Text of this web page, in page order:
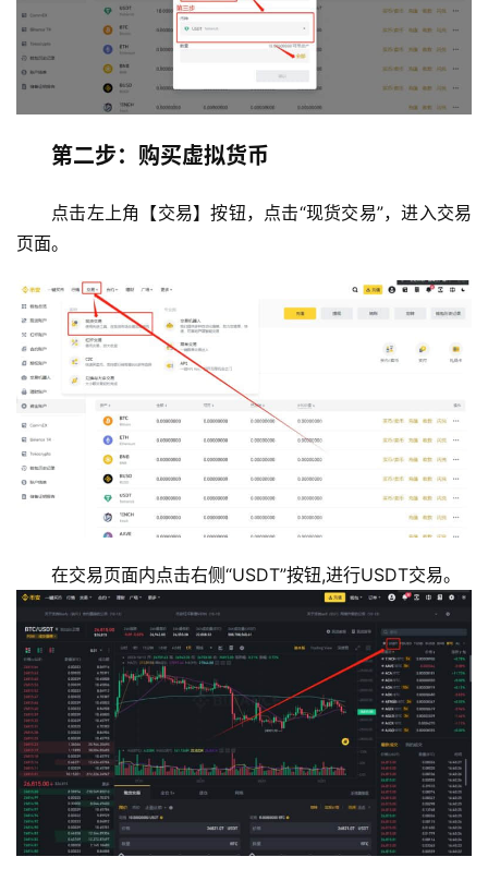
第二步：购买虚拟货币
点击左上角【交易】按钮，点击“现货交易”，进入交易
页面。
在交易页面内点击右侧“USDT”按钮,进行USDT交易。